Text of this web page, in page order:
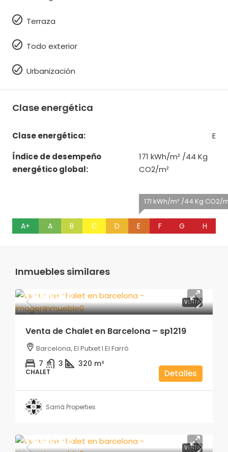
Terraza
Todo exterior
Urbanización
Clase energética
Clase energética:
E
Índice de desempeño
energético global:
171 kWh/m² /44 Kg
CO2/m²
A+ A B C D
171 kWh/m² /44 Kg CO2/
E F G H
Inmuebles similares
VENTA
1.900.000€
Venta de Chalet en Barcelona – sp1219
Barcelona, El Putxet I El Farró
7 3 320 m²
CHALET Detalles
Sarrià Properties
VENTA
1.900.000€